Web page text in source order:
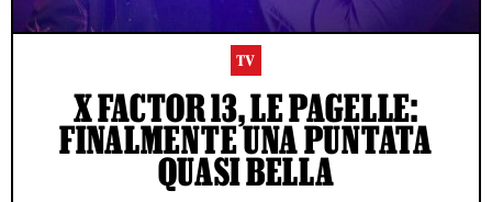
TV
X FACTOR 13, LE PAGELLE:
FINALMENTE UNA PUNTATA
QUASI BELLA